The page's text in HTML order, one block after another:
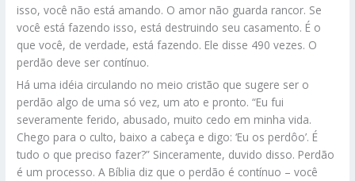
isso, você não está amando. O amor não guarda rancor. Se
você está fazendo isso, está destruindo seu casamento. É o
que você, de verdade, está fazendo. Ele disse 490 vezes. O
perdão deve ser contínuo.
Há uma idéia circulando no meio cristão que sugere ser o
perdão algo de uma só vez, um ato e pronto. “Eu fui
severamente ferido, abusado, muito cedo em minha vida.
Chego para o culto, baixo a cabeça e digo: ‘Eu os perdôo’. É
tudo o que preciso fazer?” Sinceramente, duvido disso. Perdão
é um processo. A Bíblia diz que o perdão é contínuo – você